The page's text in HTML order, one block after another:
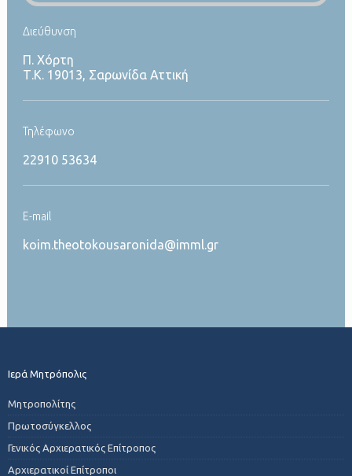
Διεύθυνση
Π. Χόρτη
Τ.Κ. 19013, Σαρωνίδα Αττική
Τηλέφωνο
22910 53634
Ε-mail
koim.theotokousaronida@imml.gr
Ιερά Μητρόπολις
Μητροπολίτης
Πρωτοσύγκελλος
Γενικός Αρχιερατικός Επίτροπος
Αρχιερατικοί Επίτροποι